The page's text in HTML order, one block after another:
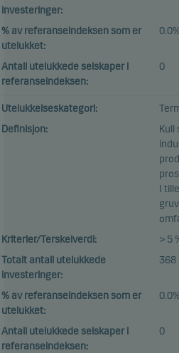
investeringer:
% av referanseindeksen som er
utelukket:
0.0%
Antall utelukkede selskaper i
referanseindeksen:
0
Utelukkelseskategori:
Definisjon:
Kull
I
Kriterier/Terskelverdi:
> 5
Totalt antall utelukkede
investeringer:
368
% av referanseindeksen som er
utelukket:
0.0%
Antall utelukkede selskaper i
referanseindeksen:
0